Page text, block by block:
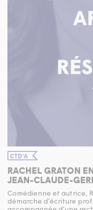
CTD'A
RACHEL GRATON
JEAN-CLAUDE-
Comédienne et autrice,
démarche d’écriture